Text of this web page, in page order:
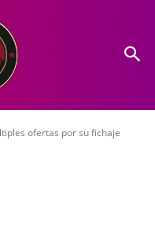
ofertas por su fichaje